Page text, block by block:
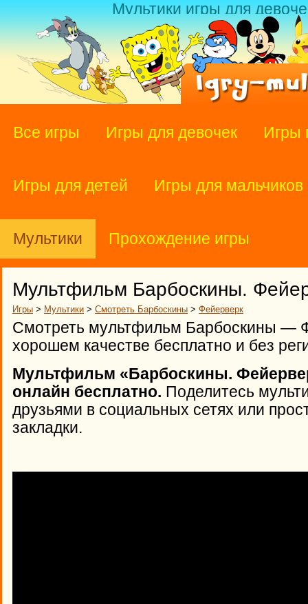
Мультики игры для
Все игры Игры для девочек Игры
Игры для детей Игры для мальчиков
Мультики Прохождение игры
Мультфильм Барбоскины.
Игры > Мультики > Смотреть Барбоскины > Фейерверк
Смотреть мультфильм Барбоскины —
хорошем качестве бесплатно и без
Мультфильм «Барбоскины.
онлайн бесплатно. Поделитесь
друзьями в социальных сетях или
закладки.